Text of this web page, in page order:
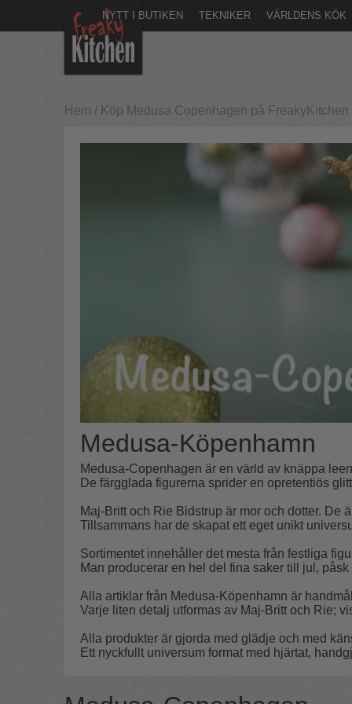
NYTT I BUTIKEN TEKNIKER VÄRLDENS KÖK
Hem / Köp Medusa Copenhagen på FreakyKitchen
Medusa-Köpenhamn
Medusa-Copenhagen är en värld av knäppa
De färgglada figurerna sprider en opretentiös
Maj-Britt och Rie Bidstrup är mor och dotter. De
Tillsammans har de skapat ett eget unikt
Sortimentet innehåller det mesta från festliga
Man producerar en hel del fina saker till jul, påsk
Alla artiklar från Medusa-Köpenhamn är
Varje liten detalj utformas av Maj-Britt och Rie;
Alla produkter är gjorda med glädje och med
Ett nyckfullt universum format med hjärtat,